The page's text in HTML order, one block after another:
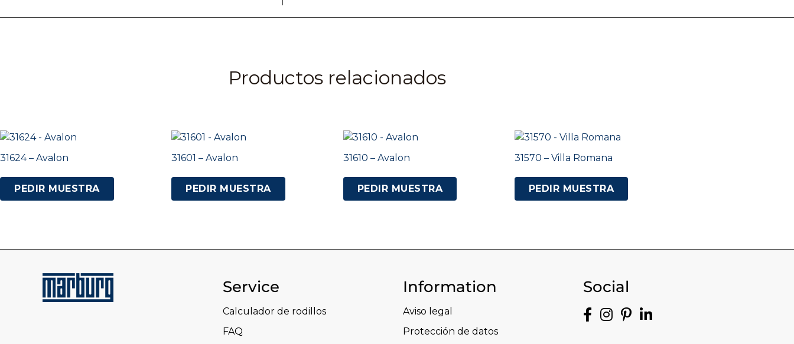
Productos relacionados
31624 – Avalon
PEDIR MUESTRA
31601 – Avalon
PEDIR MUESTRA
31610 – Avalon
PEDIR MUESTRA
31570 – Villa Romana
PEDIR MUESTRA
Service
Calculador de rodillos
FAQ
Information
Aviso legal
Protección de datos
Social